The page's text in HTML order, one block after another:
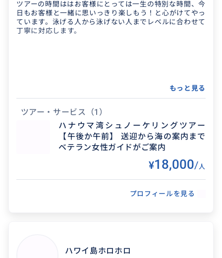
ツアーの時間ははお客様にとっては一生の特別な時間、今
日もお客様と一緒に思いっきり楽しもう！と心がけてやっ
ています。泳げる人から泳げない人までレベルに合わせて
丁寧に対応します。
ドなので、その日の海のコンディションに合わせ
もっと見る
ツアー・サービス
（1）
ハナウマ湾シュノーケリングツアー
【午後か午前】 送迎から海の案内まで
ベテラン女性ガイドがご案内
¥18,000/ 人
プロフィールを見る
ハワイ島ホロホロ